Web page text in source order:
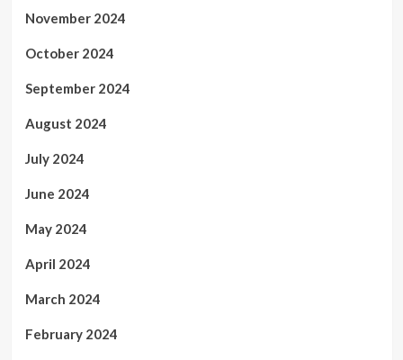
November 2024
October 2024
September 2024
August 2024
July 2024
June 2024
May 2024
April 2024
March 2024
February 2024